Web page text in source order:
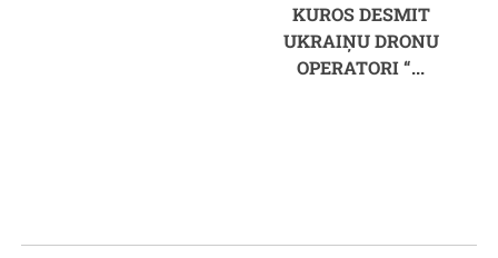
KUROS DESMIT
UKRAIŅU DRONU
OPERATORI “...